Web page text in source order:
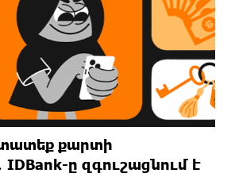
քարտի
IDBank-ը զգուշացնում է